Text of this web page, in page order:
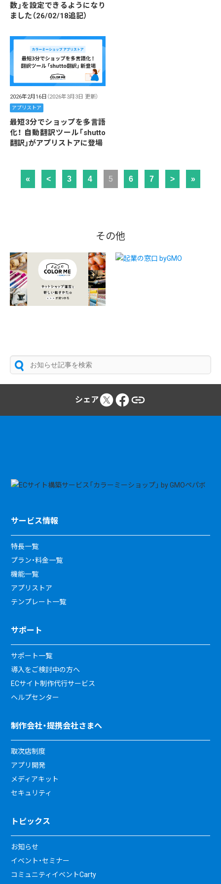
数」を設定できるようになり
ました（26/02/18追記）
2026年2月16日 （2026年3月3日 更新）
アプリストア
最短3分でショップを多言語
化！ 自動翻訳ツール「shutto
翻訳」がアプリストアに登場
« < 3 4 5 6 7 > »
その他
シェア
サービス情報
特長一覧
プラン・料金一覧
機能一覧
アプリストア
テンプレート一覧
サポート
サポート一覧
導入をご検討中の方へ
ECサイト制作代行サービス
ヘルプセンター
制作会社・提携会社さまへ
取次店制度
アプリ開発
メディアキット
セキュリティ
トピックス
お知らせ
イベント・セミナー
コミュニティイベントCarty